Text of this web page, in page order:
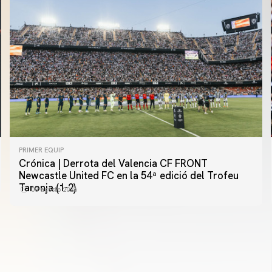
PRIMER EQUIP
Crónica | Derrota del Valencia CF FRONT
Newcastle United FC en la 54ª edició del Trofeu
Taronja (1-2)
08 agosto 2026
PRIMER EQUIP
MESTALLA 📍